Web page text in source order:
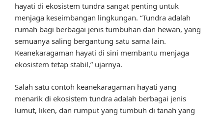
hayati di ekosistem tundra sangat penting untuk
menjaga keseimbangan lingkungan. “Tundra adalah
rumah bagi berbagai jenis tumbuhan dan hewan, yang
semuanya saling bergantung satu sama lain.
Keanekaragaman hayati di sini membantu menjaga
ekosistem tetap stabil,” ujarnya.
Salah satu contoh keanekaragaman hayati yang
menarik di ekosistem tundra adalah berbagai jenis
lumut, liken, dan rumput yang tumbuh di tanah yang